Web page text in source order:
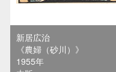
新居広治
《農婦（砂川）》
1955年